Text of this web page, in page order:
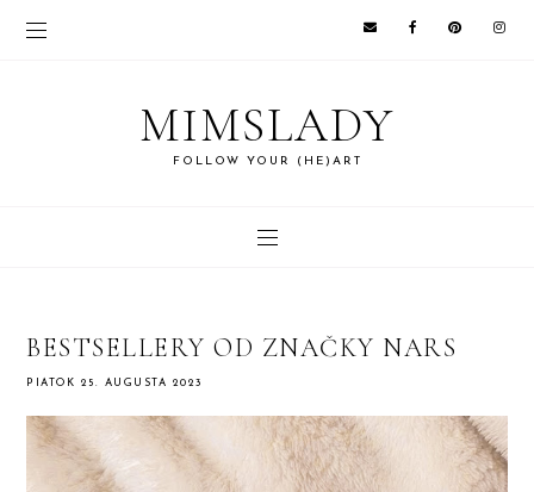
MIMSLADY
FOLLOW YOUR (HE)ART
BESTSELLERY OD ZNAČKY NARS
PIATOK 25. AUGUSTA 2023